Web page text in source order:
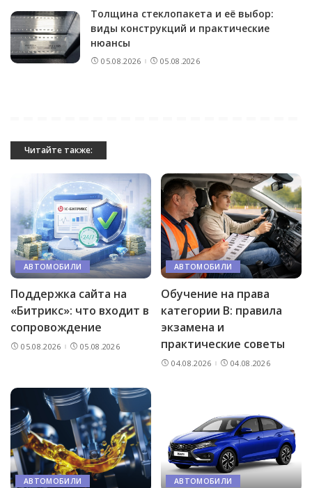
Толщина стеклопакета и её выбор:
виды конструкций и практические
нюансы
05.08.2026 05.08.2026
Читайте также:
АВТОМОБИЛИ
Поддержка сайта на
«Битрикс»: что входит в
сопровождение
05.08.2026 05.08.2026
АВТОМОБИЛИ
Обучение на права
категории B: правила
экзамена и
практические советы
04.08.2026 04.08.2026
АВТОМОБИЛИ АВТОМОБИЛИ